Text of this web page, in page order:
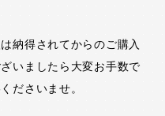
納得されてからのご購入
いましたら大変お手数で
ださいませ。